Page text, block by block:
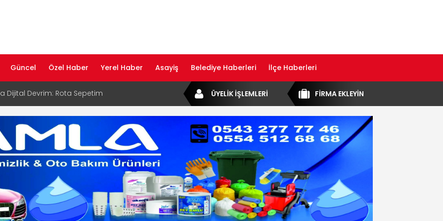
Güncel Özel Haber Yerel Haber Asayiş Belediye Haberleri İlçe Haberleri
Dijital Devrim: Rota Sepetim
Bölge Müdürü Makam Koltuğunu
Rehberi ile Google ve Yapay Zeka
Öne Çıkın
Rehberi Hizmete Girdi
Yayın Hayatına Başladı | Hızlı ve Akıllı
FİRMA EKLEYİN
ÜYELİK İŞLEMLERİ